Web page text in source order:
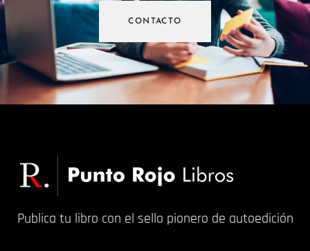
CONTACTO
Publica tu libro con el sello pionero de autoedición